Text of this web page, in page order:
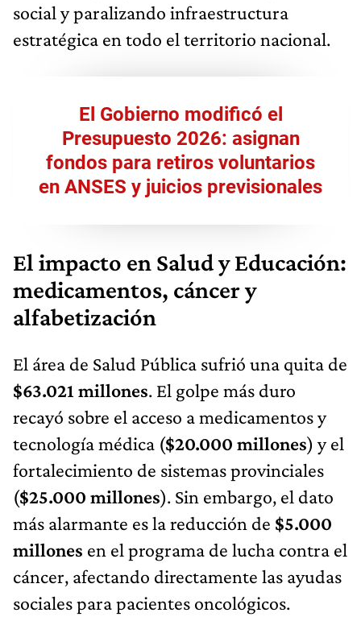
social y paralizando infraestructura
estratégica en todo el territorio nacional.
El Gobierno modificó el
Presupuesto 2026: asignan
fondos para retiros voluntarios
en ANSES y juicios previsionales
El impacto en Salud y Educación:
medicamentos, cáncer y
alfabetización
El área de Salud Pública sufrió una quita de
$63.021 millones. El golpe más duro
recayó sobre el acceso a medicamentos y
tecnología médica ($20.000 millones) y el
fortalecimiento de sistemas provinciales
($25.000 millones). Sin embargo, el dato
más alarmante es la reducción de $5.000
millones en el programa de lucha contra el
cáncer, afectando directamente las ayudas
sociales para pacientes oncológicos.